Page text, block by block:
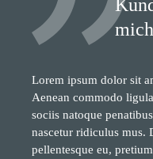
mich
Lorem ipsum dolor sit
Aenean commodo
sociis natoque
nascetur ridiculus mus.
pellentesque eu,